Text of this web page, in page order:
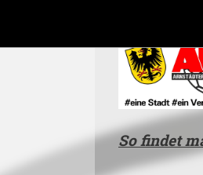
So findet